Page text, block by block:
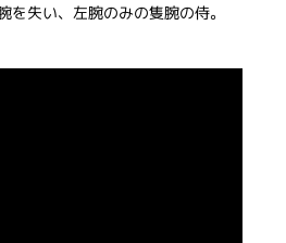
を失い、左腕のみの隻腕の侍。